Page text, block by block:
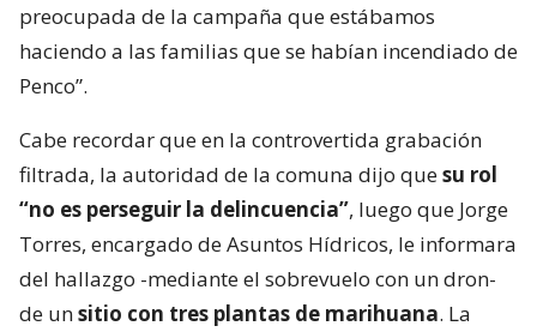
preocupada de la campaña que estábamos
haciendo a las familias que se habían incendiado de
Penco”.
Cabe recordar que en la controvertida grabación
filtrada, la autoridad de la comuna dijo quesu rol
“no es perseguir la delincuencia”, luego que Jorge
Torres, encargado de Asuntos Hídricos, le informara
del hallazgo -mediante el sobrevuelo con un dron-
de unsitio con tres plantas de marihuana. La